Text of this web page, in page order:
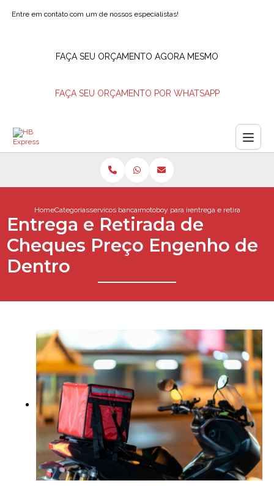
Entre em contato com um de nossos especialistas!
FAÇA SEU ORÇAMENTO AGORA MESMO
FAÇA SEU ORÇAMENTO POR WHATSAPP
HomeCategoriasservicos bancariosmotoboy para ir em agencia bancaria
entrega e retirada de
Entrega e Retirada de
Cheques Preço Engenho de
Dentro